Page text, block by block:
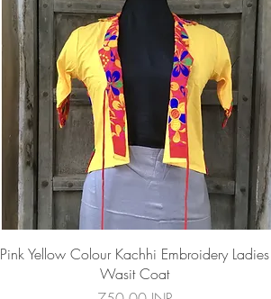
Vista rápida
Pink Yellow Colour Kachhi Embroidery Ladies
Wasit Coat